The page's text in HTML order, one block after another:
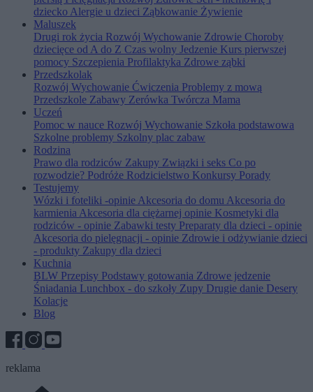
dziecko Alergie u dzieci Ząbkowanie Żywienie
Maluszek
Drugi rok życia Rozwój Wychowanie Zdrowie Choroby
dziecięce od A do Z Czas wolny Jedzenie Kurs pierwszej
pomocy Szczepienia Profilaktyka Zdrowe ząbki
Przedszkolak
Rozwój Wychowanie Ćwiczenia Problemy z mową
Przedszkole Zabawy Zerówka Twórcza Mama
Uczeń
Pomoc w nauce Rozwój Wychowanie Szkoła podstawowa
Szkolne problemy Szkolny plac zabaw
Rodzina
Prawo dla rodziców Zakupy Związki i seks Co po
rozwodzie? Podróże Rodzicielstwo Konkursy Porady
Testujemy
Wózki i foteliki -opinieAkcesoria do domu Akcesoria do
karmieniaAkcesoria dla ciężarnej opinie Kosmetyki dla
rodziców - opinie Zabawki testy Preparaty dla dzieci - opinie
Akcesoria do pielęgnacji - opinie Zdrowie i odżywianie dzieci
- produkty Zakupy dla dzieci
Kuchnia
BLW Przepisy Podstawy gotowania Zdrowe jedzenie
Śniadania Lunchbox - do szkoły Zupy Drugie danie Desery
Kolacje
Blog
reklama